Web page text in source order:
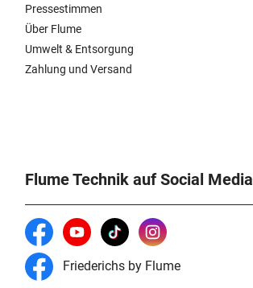
Pressestimmen
Über Flume
Umwelt & Entsorgung
Zahlung und Versand
Flume Technik auf Social Media
Friederichs by Flume